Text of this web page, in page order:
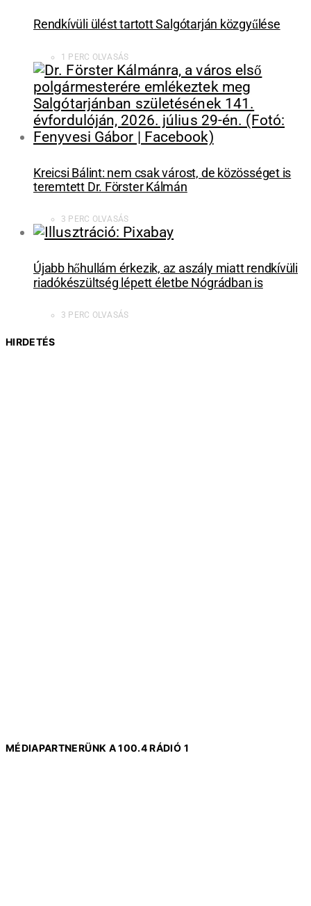
Rendkívüli ülést tartott Salgótarján közgyűlése
1 PERC OLVASÁS
Kreicsi Bálint: nem csak várost, de közösséget is
teremtett Dr. Förster Kálmán
3 PERC OLVASÁS
Újabb hőhullám érkezik, az aszály miatt rendkívüli
riadókészültség lépett életbe Nógrádban is
3 PERC OLVASÁS
HIRDETÉS
MÉDIAPARTNERÜNK A 100.4 RÁDIÓ 1